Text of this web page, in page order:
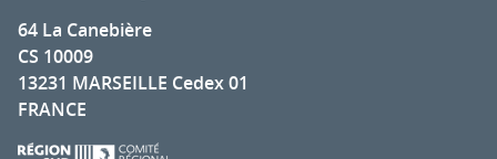
64 La Canebière
CS 10009
13231 MARSEILLE Cedex 01
FRANCE